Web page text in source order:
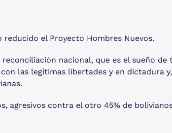
el Proyecto Hombres Nuevos.
nacional, que es el sueño
las legítimas libertades y en dictadura
agresivos contra el otro 45% de